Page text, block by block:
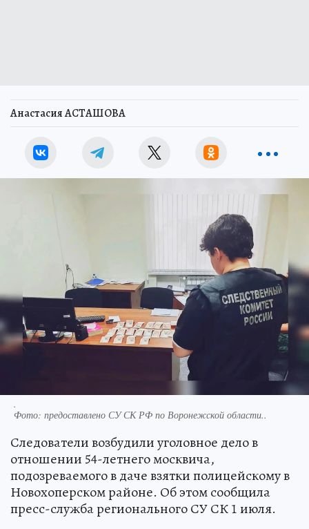
Анастасия АСТАШОВА
.
Фото: предоставлено СУ СК РФ по Воронежской области..
Следователи возбудили уголовное дело в
отношении 54-летнего москвича,
подозреваемого в даче взятки полицейскому в
Новохоперском районе. Об этом сообщила
пресс-служба регионального СУ СК 1 июля.